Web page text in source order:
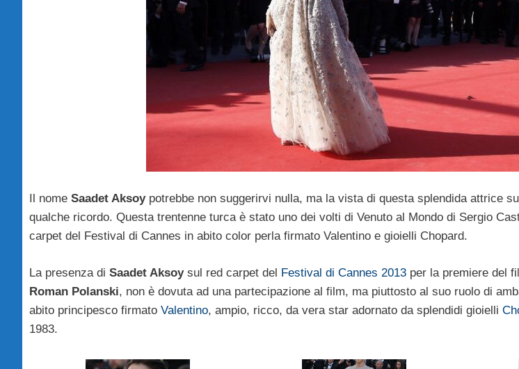
Il nome Saadet Aksoypotrebbe non suggerirvi nulla, ma la vista di questa splendida attrice
qualche ricordo. Questa trentenne turca è stato uno dei volti di Venuto al Mondo di Sergio
carpet del Festival di Cannes in abito color perla firmato Valentino e gioielli Chopard.
La presenza di Saadet Aksoysul red carpet del Festival di Cannes 2013 per la premiere del
Roman Polanski, non è dovuta ad una partecipazione al film, ma piuttosto al suo ruolo di
abito principesco firmato Valentino, ampio, ricco, da vera star adornato da splendidi gioielli
1983.